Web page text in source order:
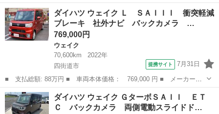
名： ダイハツ ■ 車種名： ウェイク ■ グレード名： Ｇターボ
ＳＡＩＩ ケンウッドナビ フルセグ Ｂｌｕｅｔｏｏｔｈ Ｂカメ
ラ 両側パワ...
千葉 千葉市 ウェイク
ダイハツ ウェイク Ｌ ＳＡＩＩＩ 衝突軽減
ブレーキ 社外ナビ バックカメラ …
769,000円
ウェイク
70,600km
2022年
四街道市
提携サイト 7月31日
■ 支払総額: 88万円 ■ 車両本体価格： 769,000 円 ■ メーカー
名： ダイハツ ■ 車種名： ウェイク ■ グレード名： Ｌ ＳＡ
ＩＩＩ 衝突軽減ブレーキ 社外ナビ バックカメラ アイドリング
ストップ キーレ...
千葉 四街道市 ウェイク
ダイハツ ウェイク ＧターボＳＡＩＩ ＥＴ
Ｃ バックカメラ 両側電動スライドド…